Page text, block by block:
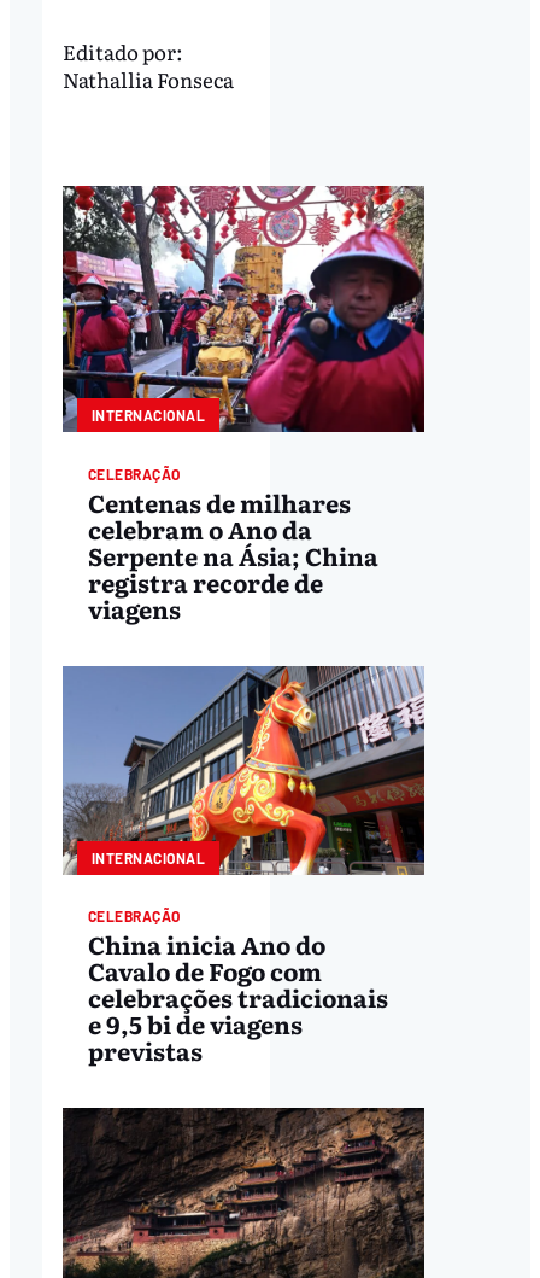
Editado por:
Nathallia Fonseca
INTERNACIONAL
CELEBRAÇÃO
Centenas de milhares
celebram o Ano da
Serpente na Ásia; China
registra recorde de
viagens
INTERNACIONAL
CELEBRAÇÃO
China inicia Ano do
Cavalo de Fogo com
celebrações tradicionais
e 9,5 bi de viagens
previstas